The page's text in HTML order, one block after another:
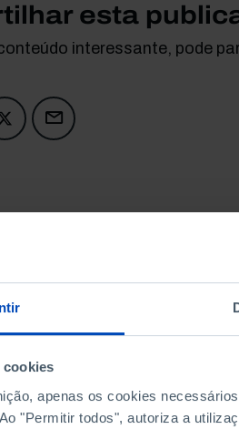
cookies
apenas os cookies
"Permitir todos", autoriza a
esta
interessante, pode